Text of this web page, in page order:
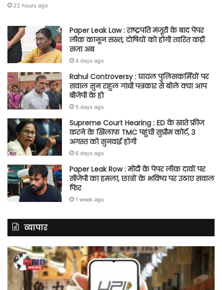
22 hours ago
Paper Leak Law : राष्ट्रपति मंजूरी के बाद पेपर
लीक कानून सख्त, दोषियों को होगी त्वरित कड़ी
सजा अब
4 days ago
Rahul Controversy : घायल पुलिसकर्मियों पर
सवाल सुन राहुल गांधी पत्रकार से बोले क्या आप
बीजेपी के हो
5 days ago
Supreme Court Hearing : ED के खाते फ्रीज
करने के खिलाफ TMC पहुंची सुप्रीम कोर्ट, 3
अगस्त को सुनवाई होगी
6 days ago
Paper Leak Row : मोदी के पेपर लीक दावों पर
सीजेपी का हमला, छात्रों के भविष्य पर उठाए सवाल
फिर
1 week ago
व्यापार